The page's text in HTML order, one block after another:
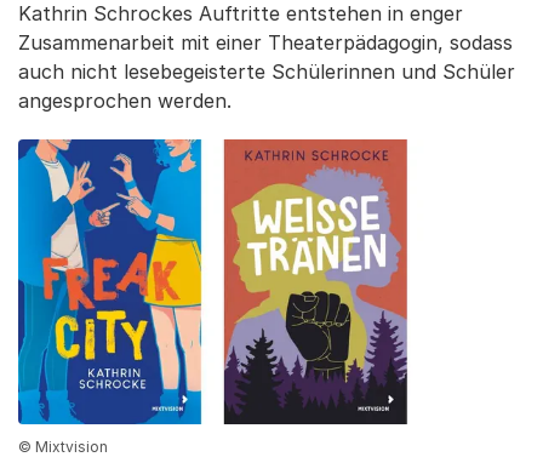
Kathrin Schrockes Auftritte entstehen in enger
Zusammenarbeit mit einer Theaterpädagogin, sodass
auch nicht lesebegeisterte Schülerinnen und Schüler
angesprochen werden.
© Mixtvision